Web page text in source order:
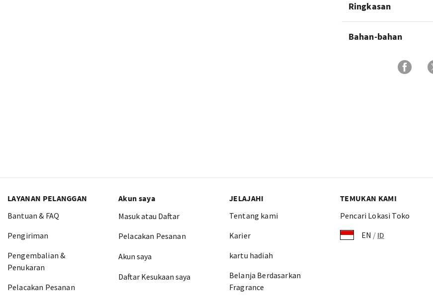
Ringkasan
Bahan-bahan
LAYANAN PELANGGAN
Bantuan & FAQ
Pengiriman
Pengembalian &
Penukaran
Pelacakan Pesanan
Akun saya
Masuk atau Daftar
Pelacakan Pesanan
Akun saya
Daftar Kesukaan saya
JELAJAHI
Tentang kami
Karier
kartu hadiah
Belanja Berdasarkan
Fragrance
TEMUKAN KAMI
Pencari Lokasi Toko
EN / ID